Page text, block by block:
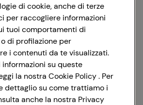
Oppure
account social, rimarrai connesso per 12 ore.
Accedi con Google
di cookie, anche di terze
per raccogliere informazioni
tuoi comportamenti di
di profilazione per
i contenuti da te visualizzati.
informazioni su queste
la nostra Cookie Policy . Per
dettaglio su come trattiamo i
anche la nostra Privacy